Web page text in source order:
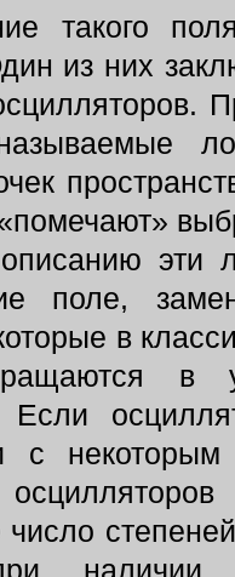
такого
из них
эти
поле,
в
в
Если
с
число
наличии